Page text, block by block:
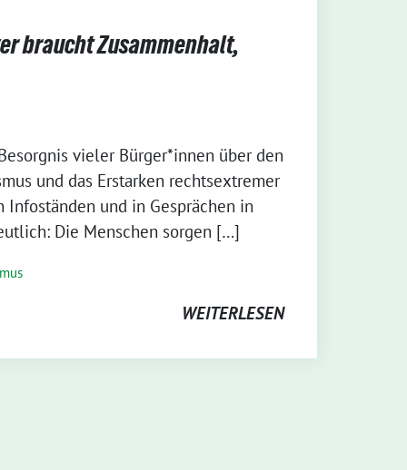
braucht Zusammenhalt,
vieler Bürger*innen über den
und das Erstarken rechtsextremer
Infoständen und in Gesprächen in
Die Menschen sorgen […]
WEITERLESEN